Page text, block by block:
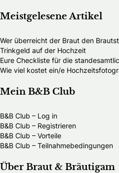
Meistgelesene Artikel
Wer überreicht der Braut den
Trinkgeld auf der Hochzeit
Eure Checkliste für die
Wie viel kostet ein/e
Mein B&B Club
B&B Club – Log in
B&B Club – Registrieren
B&B Club – Vorteile
B&B Club – Teilnahmebedingungen
Über Braut & Bräutigam